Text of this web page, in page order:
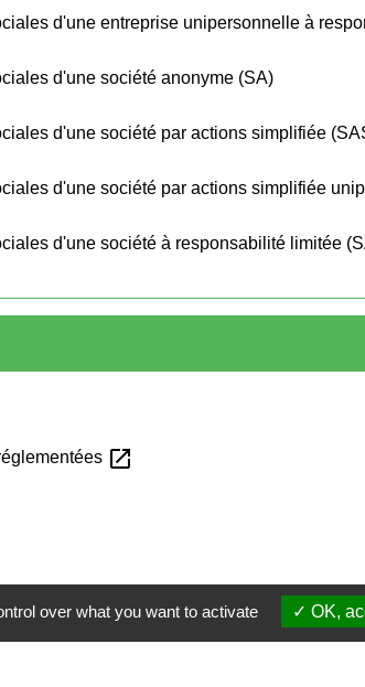
d'une entreprise unipersonnelle à
d'une société anonyme (SA)
d'une société par actions simplifiée
d'une société par actions simplifiée
d'une société à responsabilité limitée
open_in_new
over what you want to activate OK,